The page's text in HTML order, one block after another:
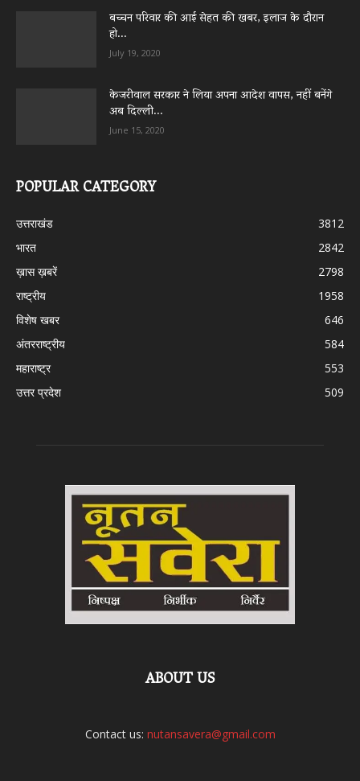
बच्चन परिवार की आई सेहत की खबर, इलाज के दौरान
हो...
July 19, 2020
केजरीवाल सरकार ने लिया अपना आदेश वापस, नहीं बनेंगे
अब दिल्ली...
June 15, 2020
POPULAR CATEGORY
उत्तराखंड
3812
भारत
2842
ख़ास ख़बरें
2798
राष्ट्रीय
1958
विशेष खबर
646
अंतरराष्ट्रीय
584
महाराष्ट्र
553
उत्तर प्रदेश
509
ABOUT US
Contact us: nutansavera@gmail.com